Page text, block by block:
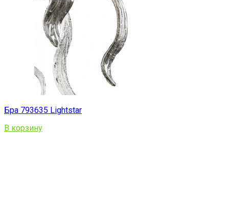
Бра 793635 Lightstar
В корзину